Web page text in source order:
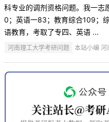
科专业的调剂资格问题。我一
0；英语一83；教育综合109；
语教育，考取了专四、英语 ...
河南理工大学考研问题 本站小编